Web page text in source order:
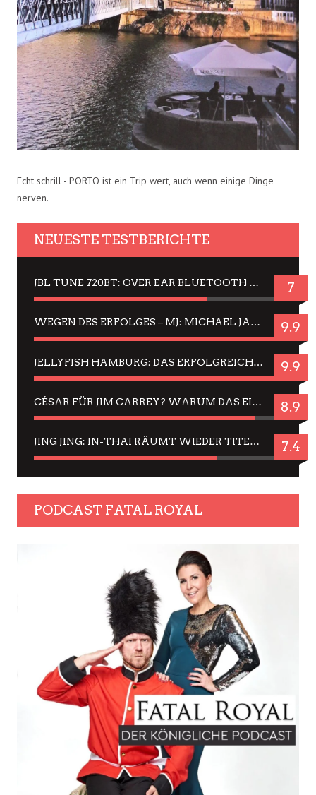
Echt schrill - PORTO ist ein Trip wert, auch wenn einige Dinge
nerven.
NEUESTE TESTBERICHTE
JBL TUNE 720BT: OVER EAR BLUETOOTH KOPFHÖRER UM DIE 50,-€ IM DAUER-TEST 7
WEGEN DES ERFOLGES – MJ: MICHAEL JACKSON MUSICAL IN EINER MATINEE SEHEN 9.9
JELLYFISH HAMBURG: DAS ERFOLGREICHE SOMMER-MENÜ 2025 IN GEFÜHLEN UND BILDERN 9.9
CÉSAR FÜR JIM CARREY? WARUM DAS EINER DER NERVIGSTEN ACTORS IST UND BLEIBT 8.9
JING JING: IN-THAI RÄUMT WIEDER TITEL AB – EIN ZWEI-STUNDEN-ERLEBNISBERICHT 7.4
PODCAST FATAL ROYAL